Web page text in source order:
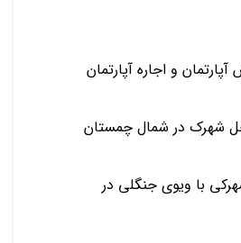
و اجاره آپارتمان
شهرک در شمال چمستان
با ویوی جنگلی در